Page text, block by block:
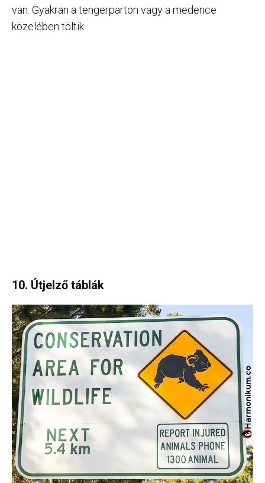
van. Gyakran a tengerparton vagy a medence
közelében töltik.
10. Útjelző táblák